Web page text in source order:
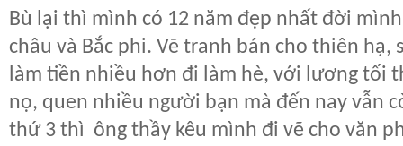
Bù lại thì mình có 12 năm đẹp nhất đời
châu và Bắc phi. Vẽ tranh bán cho thiên hạ,
làm tiền nhiều hơn đi làm hè, với lương tối
nọ, quen nhiều người bạn mà đến nay vẫn
thứ 3 thì ông thầy kêu mình đi vẽ cho văn